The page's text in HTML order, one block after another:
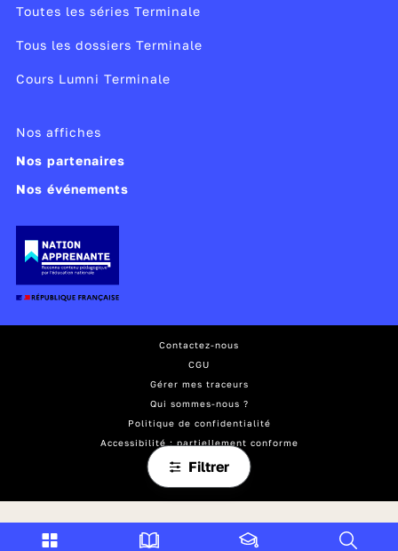
Filtrer
Toutes les séries Terminale
Tous les dossiers Terminale
Cours Lumni Terminale
Nos affiches
Nos partenaires
Nos événements
Contactez-nous
CGU
Gérer mes traceurs
Qui sommes-nous ?
Politique de confidentialité
Accessibilité : partiellement conforme
Mentions légales